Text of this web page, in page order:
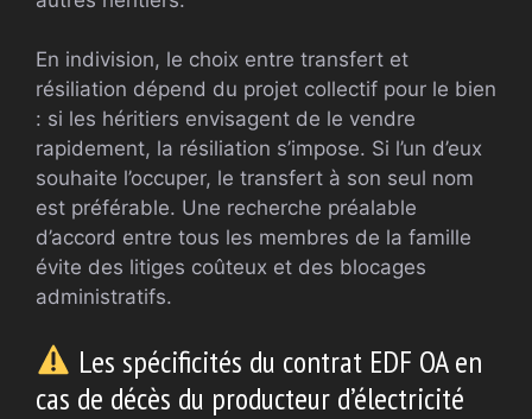
En indivision, le choix entre transfert et
résiliation dépend du projet collectif pour le bien
: si les héritiers envisagent de le vendre
rapidement, la résiliation s’impose. Si l’un d’eux
souhaite l’occuper, le transfert à son seul nom
est préférable. Une recherche préalable
d’accord entre tous les membres de la famille
évite des litiges coûteux et des blocages
administratifs.
Les spécificités du contrat EDF OA en
cas de décès du producteur d’électricité